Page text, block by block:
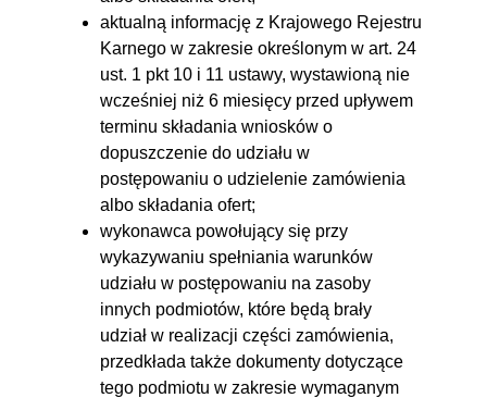
aktualną informację z Krajowego Rejestru
Karnego w zakresie określonym w art. 24
ust. 1 pkt 10 i 11 ustawy, wystawioną nie
wcześniej niż 6 miesięcy przed upływem
terminu składania wniosków o
dopuszczenie do udziału w
postępowaniu o udzielenie zamówienia
albo składania ofert;
wykonawca powołujący się przy
wykazywaniu spełniania warunków
udziału w postępowaniu na zasoby
innych podmiotów, które będą brały
udział w realizacji części zamówienia,
przedkłada także dokumenty dotyczące
tego podmiotu w zakresie wymaganym